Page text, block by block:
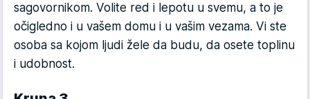
sagovornikom. Volite red i lepotu u svemu, a to je
očigledno i u vašem domu i u vašim vezama. Vi ste
osoba sa kojom ljudi žele da budu, da osete toplinu
i udobnost.